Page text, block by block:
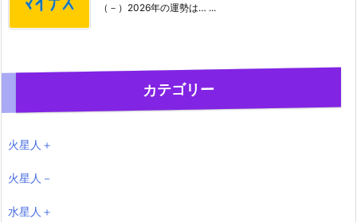
（－）2026年の運勢は… ...
カテゴリー
火星人＋
火星人－
水星人＋